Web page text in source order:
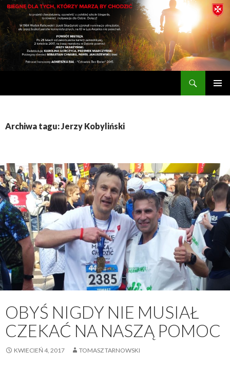
Archiwa tagu: Jerzy Kobyliński
OBYŚ NIGDY NIE MUSIAŁ
CZEKAĆ NA NASZĄ POMOC
KWIECIEŃ 4, 2017 TOMASZ TARNOWSKI